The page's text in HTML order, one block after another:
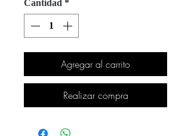
Cantidad *
Agregar al carrito
Realizar compra